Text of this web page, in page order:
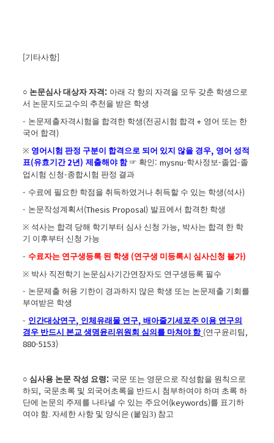
[기타사항]
○ 논문심사 대상자 자격 : 아래 각 항의 자격을 모두 갖춘 학생으로
서 논문지도교수의 추천을 받은 학생
- 논문제출자격시험을 합격한 학생(전공시험 합격+ 영어 또는 한
국어 합격)
※ 영어시험 판정 구분이 합격으로 되어 있지 않을 경우, 영어 성적
표(유효기간 2년 )제출해야 함 ☞ 확인 : mysnu-학사정보-졸업-졸
업시험 신청-종합시험 판정 결과
- 수료에 필요한 학점을 취득하였거나 취득할 수 있는 학생 (석사)
- 논문작성계획서 (Thesis Proposal) 발표에서 합격한 학생
※ 석사는 합격 당해 학기부터 심사 신청 가능, 박사는 합격 한 학
기 이후부터 신청 가능
- 수료자는 연구생등록 된 학생 (연구생 미등록시 심사신청 불가)
※ 박사 직전학기 논문심사기간연장자도 연구생등록 필수
- 논문제출 허용 기한이 경과하지 않은 학생 또는 논문제출 기회를
부여받은 학생
- 인간대상연구, 인체유래물 연구,배아줄기세포주 이용 연구의
경우 반드시 본교 생명윤리위원회 심의를 마쳐야 함 (연구윤리팀 ,
880-5153)
○심사용 논문 작성 요령: 국문 또는 영문으로 작성함을 원칙으로
하되 , 국문초록 및 외국어초록을 반드시 첨부하여야 하며 초록 하
단에 논문의 주제를 나타낼 수 있는 주요어 (keywords)를 표기하
여야 함. 자세한 사항 및 양식은 (붙임3) 참고